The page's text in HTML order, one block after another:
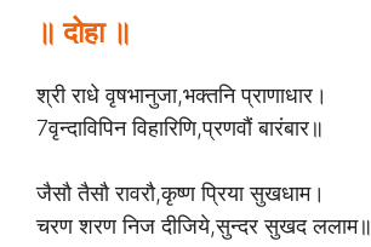
॥ दोहा ॥
श्री राधे वृषभानुजा,भक्तनि प्राणाधार।
7वृन्दाविपिन विहारिणि,प्रणवौं बारंबार॥
जैसौ तैसौ रावरौ,कृष्ण प्रिया सुखधाम।
चरण शरण निज दीजिये,सुन्दर सुखद ललाम॥